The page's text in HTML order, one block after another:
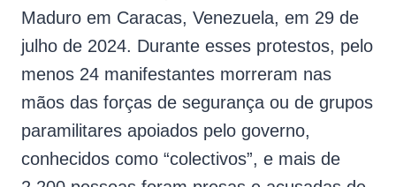
Maduro em Caracas, Venezuela, em 29 de
julho de 2024. Durante esses protestos, pelo
menos 24 manifestantes morreram nas
mãos das forças de segurança ou de grupos
paramilitares apoiados pelo governo,
conhecidos como “colectivos”, e mais de